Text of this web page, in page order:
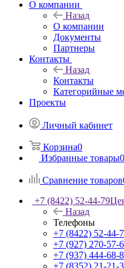
О компании
Назад
О компании
Документы
Партнеры
Контакты
Назад
Контакты
Категорийные
Проекты
Личный кабинет
Корзина0
Избранные товары0
Сравнение товаров
+7 (8422) 52-44-79
Назад
Телефоны
+7 (8422) 52-44-
+7 (927) 270-57-
+7 (937) 444-68-
+7 (8352) 21-21-